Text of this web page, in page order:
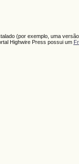
(por exemplo, uma
Highwire Press possui um